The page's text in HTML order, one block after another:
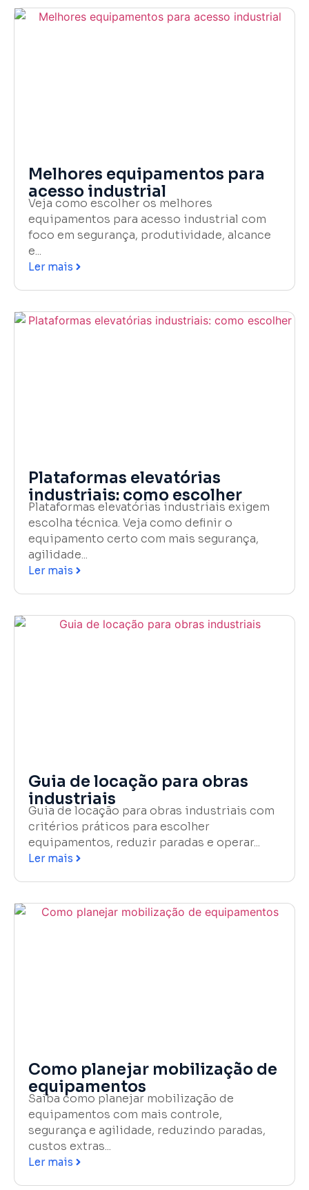
Melhores equipamentos para
acesso industrial
Veja como escolher os melhores
equipamentos para acesso industrial com
foco em segurança, produtividade, alcance
e...
Ler mais
Plataformas elevatórias
industriais: como escolher
Plataformas elevatórias industriais exigem
escolha técnica. Veja como definir o
equipamento certo com mais segurança,
agilidade...
Ler mais
Guia de locação para obras
industriais
Guia de locação para obras industriais com
critérios práticos para escolher
equipamentos, reduzir paradas e operar...
Ler mais
Como planejar mobilização de
equipamentos
Saiba como planejar mobilização de
equipamentos com mais controle,
segurança e agilidade, reduzindo paradas,
custos extras...
Ler mais